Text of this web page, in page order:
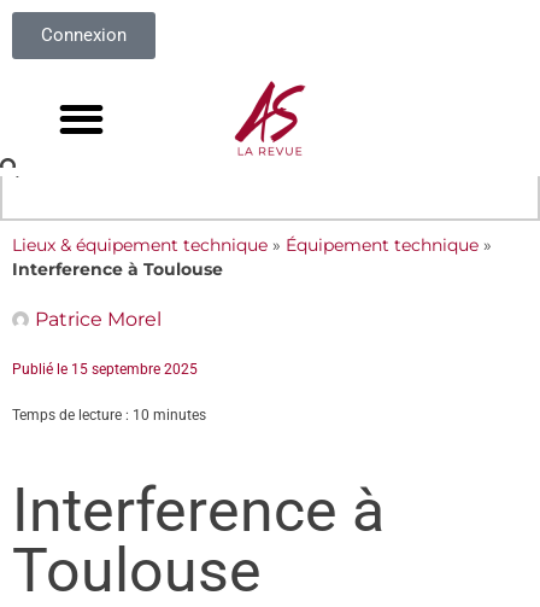
Connexion
Lieux & équipement technique » Équipement technique »
Interference à Toulouse
Patrice Morel
Publié le 15 septembre 2025
Temps de lecture : 10 minutes
Interference à
Toulouse